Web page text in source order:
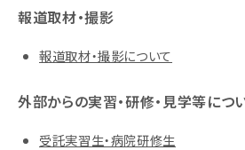
報道取材・撮影
報道取材・撮影について
外部からの実習・研修・見学等につ
受託実習生・病院研修生